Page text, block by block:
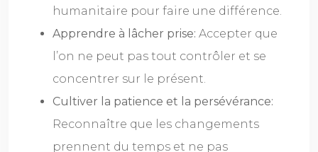
humanitaire pour faire une différence.
Apprendre à lâcher prise: Accepter que
l’on ne peut pas tout contrôler et se
concentrer sur le présent.
Cultiver la patience et la persévérance:
Reconnaître que les changements
prennent du temps et ne pas